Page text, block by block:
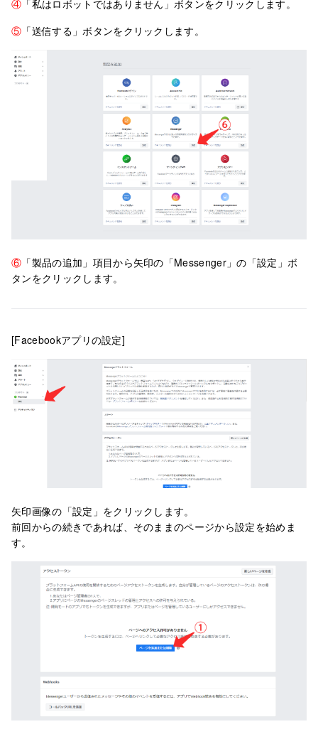
④ 「私はロボットではありません」ボタンをクリックします。
⑤ 「送信する」ボタンをクリックします。
⑥ 「製品の追加」項目から矢印の「Messenger」の「設定」ボ
タンをクリックします。
[Facebookアプリの設定]
矢印画像の「設定」をクリックします。
前回からの続きであれば、そのままのページから設定を始めま
す。